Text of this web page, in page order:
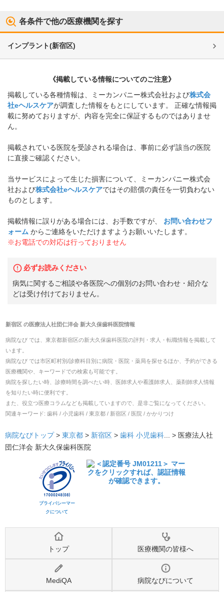
各条件で他の医療機関を探す
インプラント(新宿区)
《掲載している情報についてのご注意》
掲載している各種情報は、ミーカンパニー株式会社および株式会
社eヘルスケアが調査した情報をもとにしています。 正確な情報掲
載に努めておりますが、内容を完全に保証するものではありませ
ん。
掲載されている医院を受診される場合は、事前に必ず該当の医院
に直接ご確認ください。
当サービスによって生じた損害について、ミーカンパニー株式会
社および株式会社eヘルスケアではその賠償の責任を一切負わない
ものとします。
掲載情報に誤りがある場合には、お手数ですが、
お問い合わせフ
ォーム からご連絡をいただけますようお願いいたします。
※お電話での対応は行っておりません
必ずお読みください
病気に関するご相談や各医院への個別のお問い合わせ・紹介な
どは受け付けておりません。
新宿区の医療法人社団仁洋会 新大久保歯科医院情報
病院なび では、 東京都新宿区の新大久保歯科医院の評判・求人・転職情報を掲載して
います。
病院なび では市区町村別/診療科目別に病院・医院・薬局を探せるほか、予約ができる
医療機関や、キーワードでの検索も可能です。
病院を探したい時、診療時間を調べたい時、医師求人や看護師求人、薬剤師求人情報
を知りたい時に便利です。
また、役立つ医療コラムなども掲載していますので、是非ご覧になってください。
関連キーワード: 歯科 / 小児歯科 / 東京都 / 新宿区 / 医院 / かかりつけ
病院なびトップ > 東京都 > 新宿区 > 歯科 小児歯科... > 医療法人社
団仁洋会 新大久保歯科医院
プライバシーマー
クについて
トップ 医療機関の皆様へ
MediQA 病院なびについて